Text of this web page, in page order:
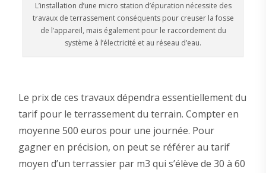
L’installation d’une micro station d’épuration nécessite des
travaux de terrassement conséquents pour creuser la fosse
de l’appareil, mais également pour le raccordement du
système à l’électricité et au réseau d’eau.
Le prix de ces travaux dépendra essentiellement du
tarif pour le terrassement du terrain. Compter en
moyenne 500 euros pour une journée. Pour
gagner en précision, on peut se référer au tarif
moyen d’un terrassier par m3 qui s’élève de 30 à 60